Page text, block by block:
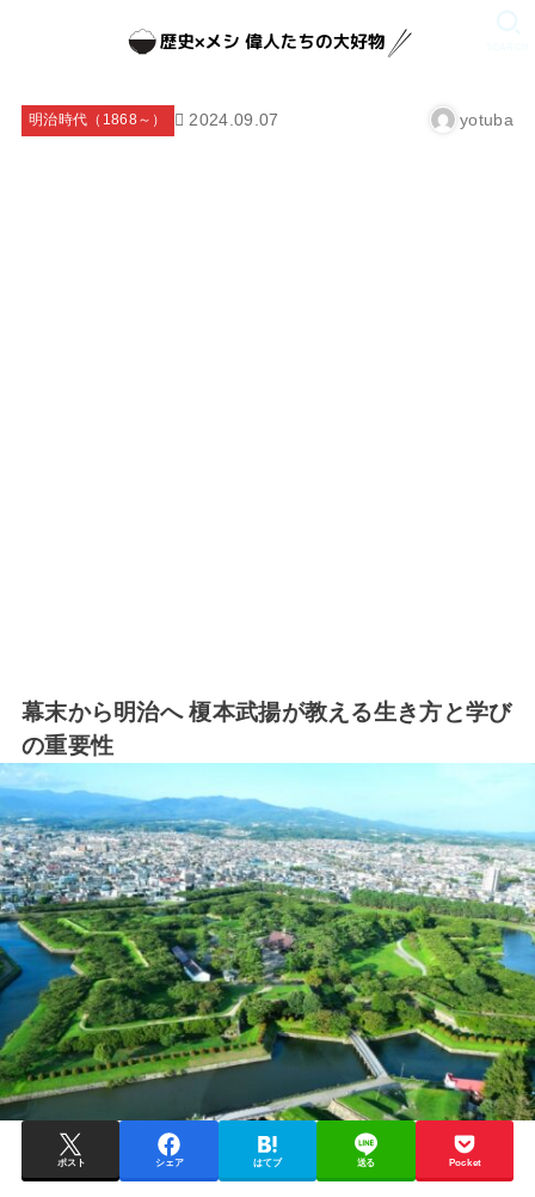
明治時代（1868～） 2024.09.07 yotuba
幕末から明治へ 榎本武揚が教える生き方と学び
の重要性
ポスト シェア はてブ 送る Pocket